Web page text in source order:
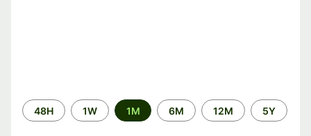
Time
period
48H 1W 1M 6M 12M 5Y